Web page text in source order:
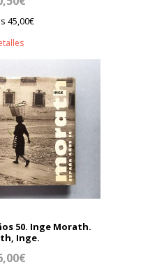
45,00€
50. Inge Morath.
Inge.